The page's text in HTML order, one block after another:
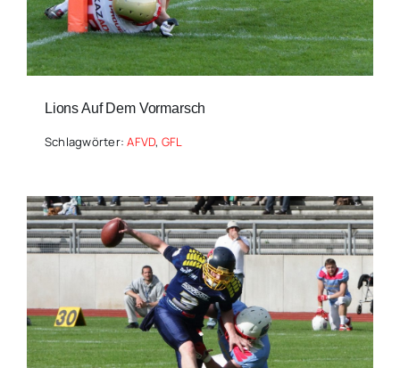
Lions Auf Dem Vormarsch
Schlagwörter:AFVD, GFL